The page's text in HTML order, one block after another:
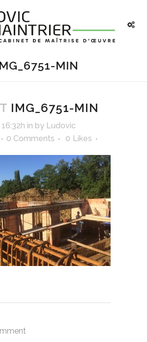
MIN
IMG_6751-MIN
in by Ludovic
0 Comments 0 Likes